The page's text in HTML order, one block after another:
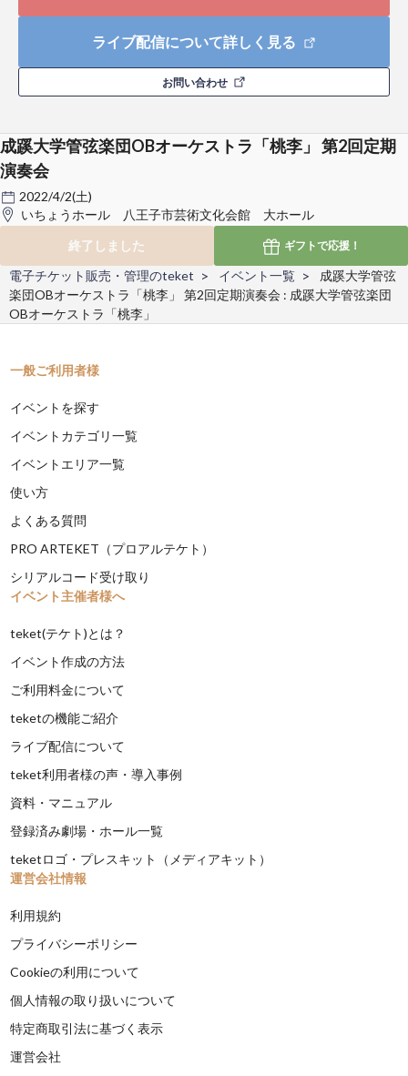
ライブ配信について詳しく見る
お問い合わせ
成蹊大学管弦楽団OBオーケストラ「桃李」 第2回定期
演奏会
2022/4/2(土)
いちょうホール 八王子市芸術文化会館 大ホール
終了しました
ギフトで応援！
電子チケット販売・管理のteket イベント一覧
成蹊大学管弦
楽団OBオーケストラ「桃李」 第2回定期演奏会 : 成蹊大学管弦楽団
OBオーケストラ「桃李」
一般ご利用者様
イベントを探す
イベントカテゴリ一覧
イベントエリア一覧
使い方
よくある質問
PRO ARTEKET（プロアルテケト）
シリアルコード受け取り
イベント主催者様へ
teket(テケト)とは？
イベント作成の方法
ご利用料金について
teketの機能ご紹介
ライブ配信について
teket利用者様の声・導入事例
資料・マニュアル
登録済み劇場・ホール一覧
teketロゴ・プレスキット（メディアキット）
運営会社情報
利用規約
プライバシーポリシー
Cookieの利用について
個人情報の取り扱いについて
特定商取引法に基づく表示
運営会社